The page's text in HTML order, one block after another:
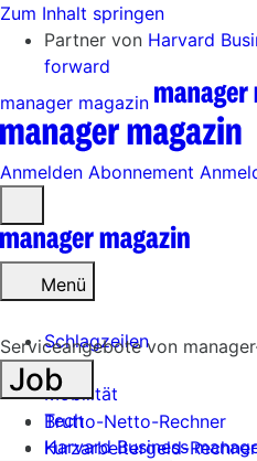
Zum Inhalt springen
Partner von Harvard
forward
manager magazin
Anmelden Abonnement
öffnen
Menü
Schlagzeilen
Mobilität
Tech
Harvard Business
Serviceangebote von
Job
Brutto-Netto-Rechner
Kurzarbeitergeld-Rechner